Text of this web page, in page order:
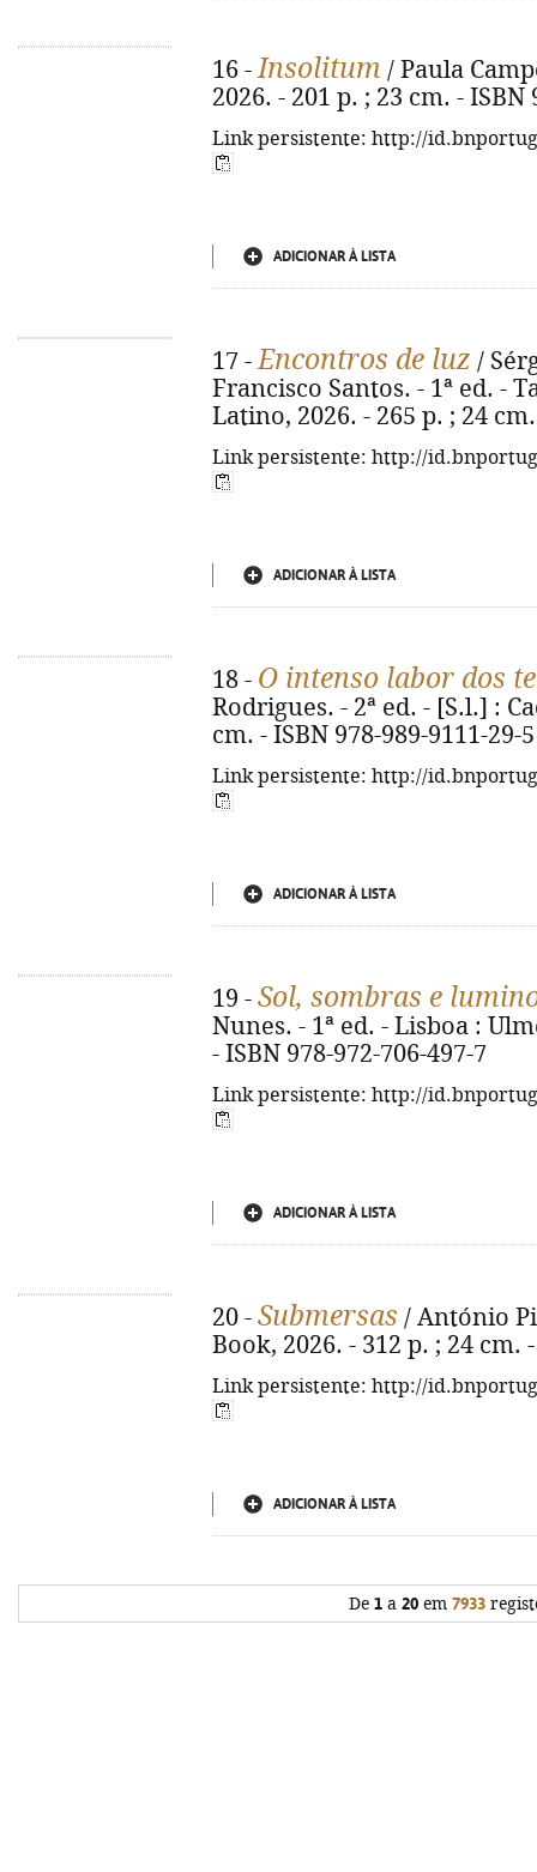
16 -Insolitum / Paula
2026. - 201 p. ; 23 cm. - ISBN
Link persistente: http://
ADICIONAR À LISTA
17 -Encontros de luz /
Francisco Santos. - 1ª ed. -
Latino, 2026. - 265 p. ; 24
Link persistente: http://
ADICIONAR À LISTA
18 - O intenso labor dos
Rodrigues. - 2ª ed. - [S.l.] :
cm. - ISBN 978-989-9111-29-5
Link persistente: http://
ADICIONAR À LISTA
19 - Sol, sombras e
Nunes. - 1ª ed. - Lisboa :
- ISBN 978-972-706-497-7
Link persistente: http://
ADICIONAR À LISTA
20 - Submersas / António
Book, 2026. - 312 p. ; 24 cm.
Link persistente: http://
ADICIONAR À LISTA
De 1a 20em 7933